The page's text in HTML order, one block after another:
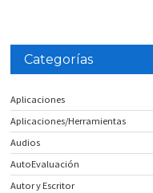
Categorías
Aplicaciones
Aplicaciones/Herramientas
Audios
AutoEvaluación
Autor y Escritor